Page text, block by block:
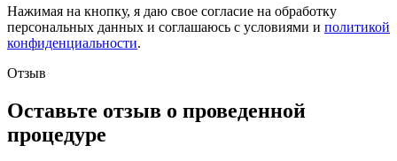
Нажимая на кнопку, я даю свое согласие на обработку
персональных данных и соглашаюсь с условиями и политикой
конфиденциальности.
Отзыв
Оставьте отзыв о проведенной
процедуре